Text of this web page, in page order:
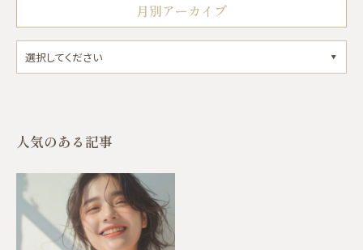
月別アーカイブ
人気のある記事